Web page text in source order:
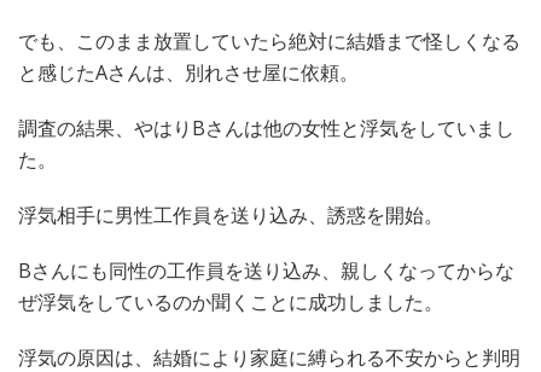
でも、このまま放置していたら絶対に結婚まで怪しくなる
と感じたAさんは、別れさせ屋に依頼。
調査の結果、やはりBさんは他の女性と浮気をしていまし
た。
浮気相手に男性工作員を送り込み、誘惑を開始。
Bさんにも同性の工作員を送り込み、親しくなってからな
ぜ浮気をしているのか聞くことに成功しました。
浮気の原因は、結婚により家庭に縛られる不安からと判明